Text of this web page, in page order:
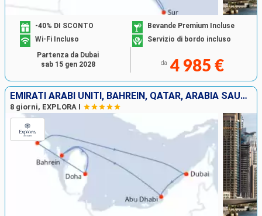
-40% DI SCONTO
Bevande Premium Incluse
Wi-Fi Incluso
Servizio di bordo incluso
da 4 985 €
Partenza da Dubai
sab 15 gen 2028
EMIRATI ARABI UNITI, BAHREIN, QATAR, ARABIA SAUDITA
8 giorni, EXPLORA I